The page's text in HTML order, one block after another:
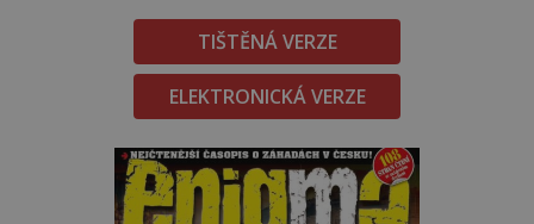
TIŠTĚNÁ VERZE
ELEKTRONICKÁ VERZE